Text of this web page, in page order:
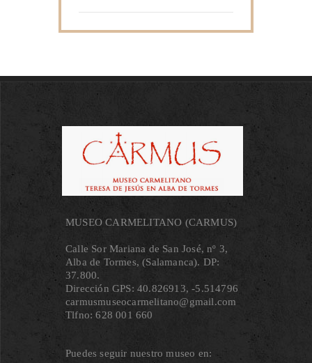
MUSEO CARMELITANO (CARMUS)
Calle Sor Mariana de San José, nº 3,
Alba de Tormes, (Salamanca). DP:
37.800.
Dirección GPS: 40.826913, ‐5.514796
carmusmuseocarmelitano@gmail.com
Tlfno: 628 001 660
Puedes seguir nuestro museo en: